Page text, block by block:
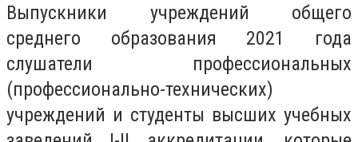
Выпускники учреждений общего
среднего образования 2021 года
слушатели профессиональных
(профессионально-технических)
учреждений и студенты высших учебных